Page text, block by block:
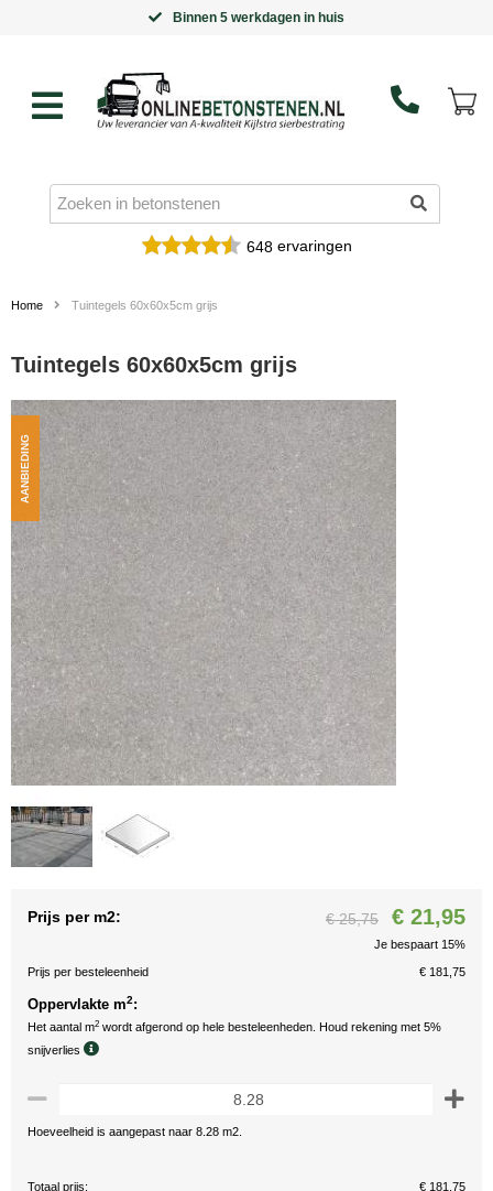
Binnen 5 werkdagen in huis
648ervaringen
Home Tuintegels 60x60x5cm grijs
Tuintegels 60x60x5cm grijs
AANBIEDING
Prijs per m2: € 25,75 € 21,95
Je bespaart 15%
Prijs per besteleenheid € 181,75
Oppervlakte m2:
Het aantal m2 wordt afgerond op hele besteleenheden. Houd rekening met 5%
snijverlies
Hoeveelheid is aangepast naar 8.28 m2.
Totaal prijs:
€ 181,75